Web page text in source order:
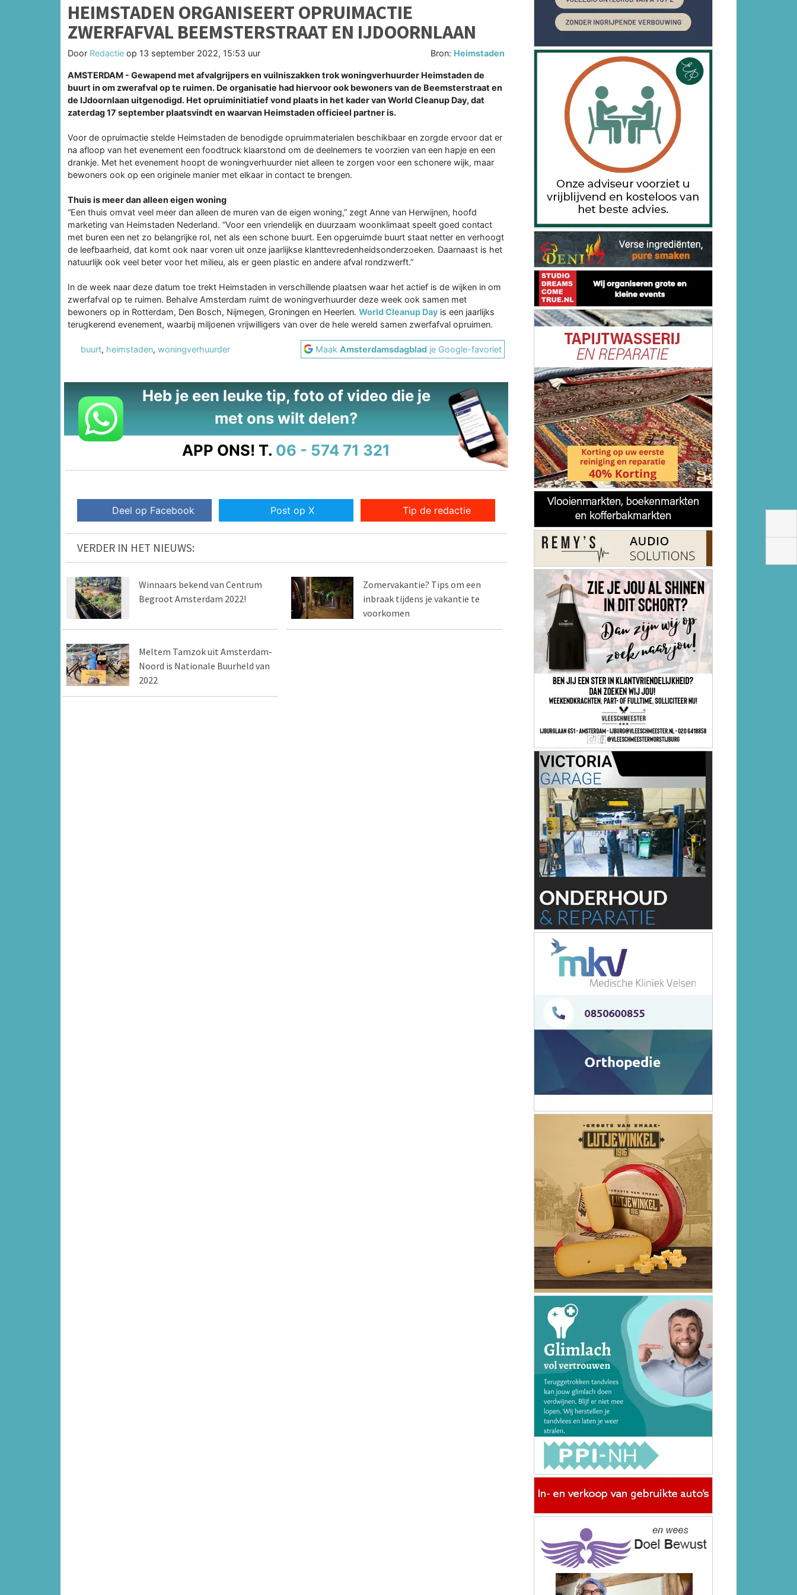
HEIMSTADEN ORGANISEERT OPRUIMACTIE
ZWERFAFVAL BEEMSTERSTRAAT EN IJDOORNLAAN
Door Redactie op 13 september 2022, 15:53 uur Bron: Heimstaden
AMSTERDAM - Gewapend met afvalgrijpers en vuilniszakken trok woningverhuurder Heimstaden de
buurt in om zwerafval op te ruimen. De organisatie had hiervoor ook bewoners van de Beemsterstraat en
de IJdoornlaan uitgenodigd. Het opruiminitiatief vond plaats in het kader van World Cleanup Day, dat
zaterdag 17 september plaatsvindt en waarvan Heimstaden officieel partner is.
Voor de opruimactie stelde Heimstaden de benodigde opruimmaterialen beschikbaar en zorgde ervoor dat er
na afloop van het evenement een foodtruck klaarstond om de deelnemers te voorzien van een hapje en een
drankje. Met het evenement hoopt de woningverhuurder niet alleen te zorgen voor een schonere wijk, maar
bewoners ook op een originele manier met elkaar in contact te brengen.
Thuis is meer dan alleen eigen woning
“Een thuis omvat veel meer dan alleen de muren van de eigen woning,” zegt Anne van Herwijnen, hoofd
marketing van Heimstaden Nederland. “Voor een vriendelijk en duurzaam woonklimaat speelt goed contact
met buren een net zo belangrijke rol, net als een schone buurt. Een opgeruimde buurt staat netter en verhoogt
de leefbaarheid, dat komt ook naar voren uit onze jaarlijkse klanttevredenheidsonderzoeken. Daarnaast is het
natuurlijk ook veel beter voor het milieu, als er geen plastic en andere afval rondzwerft.”
In de week naar deze datum toe trekt Heimstaden in verschillende plaatsen waar het actief is de wijken in om
zwerfafval op te ruimen. Behalve Amsterdam ruimt de woningverhuurder deze week ook samen met
bewoners op in Rotterdam, Den Bosch, Nijmegen, Groningen en Heerlen. World Cleanup Day is een jaarlijks
terugkerend evenement, waarbij miljoenen vrijwilligers van over de hele wereld samen zwerfafval opruimen.
buurt, heimstaden, woningverhuurder MaakAmsterdamsdagblad je Google-favoriet
Heb je een leuke tip, foto of video die je
met ons wilt delen?
APP ONS! T. 06 - 574 71 321
Deel op Facebook Post op X Tip de redactie
VERDER IN HET NIEUWS:
Winnaars bekend van Centrum
Begroot Amsterdam 2022!
Zomervakantie? Tips om een
inbraak tijdens je vakantie te
voorkomen
Meltem Tamzok uit Amsterdam-
Noord is Nationale Buurheld van
2022